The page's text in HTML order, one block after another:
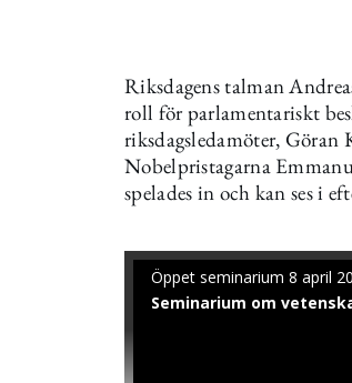
Riksdagens talman
roll för parlamentariskt
riksdagsledamöter, Göran
Nobelpristagarna
spelades in och kan ses i